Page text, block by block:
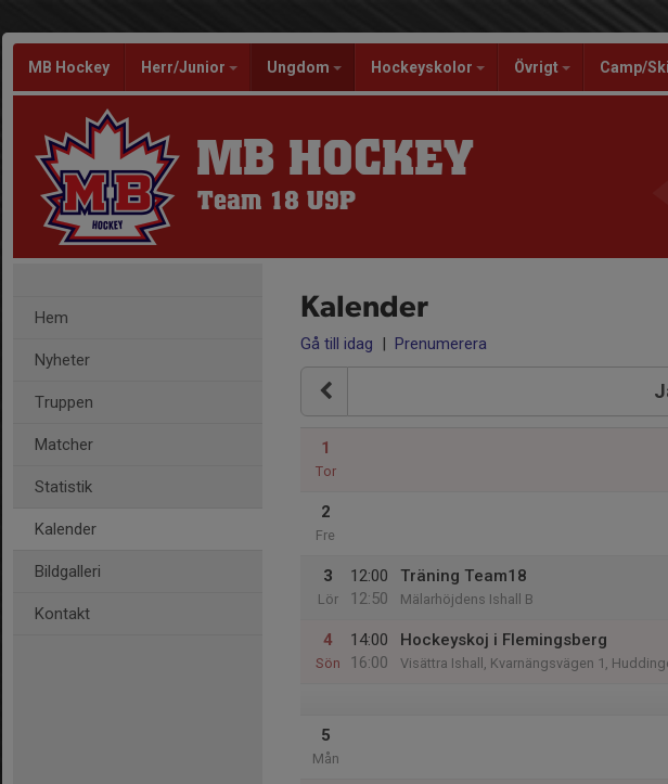
MB Hockey Herr/Junior Ungdom Hockeyskolor Övrigt Camp/
MB HOCKEY
Team 18 U9P
Hem
Nyheter
Truppen
Matcher
Statistik
Kalender
Bildgalleri
Kontakt
Kalender
Gå till idag | Prenumerera
1
Tor
2
Fre
3
Lör
12:00
12:50
Träning Team18
Mälarhöjdens Ishall B
4
Sön
14:00
16:00
Hockeyskoj i Flemingsberg
Visättra Ishall, Kvarnängsvägen 1,
5
Mån